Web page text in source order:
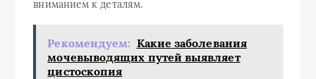
вниманием к деталям.
Рекомендуем: Какие заболевания
мочевыводящих путей выявляет
цистоскопия